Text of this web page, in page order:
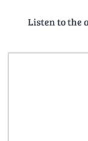
Listen to the